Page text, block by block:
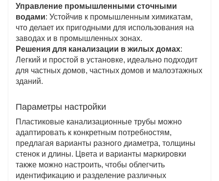
Управление промышленными сточными
водами: Устойчив к промышленным химикатам,
что делает их пригодными для использования на
заводах и в промышленных зонах.
Решения для канализации в жилых домах:
Легкий и простой в установке, идеально подходит
для частных домов, частных домов и малоэтажных
зданий.
Параметры настройки
Пластиковые канализационные трубы можно
адаптировать к конкретным потребностям,
предлагая варианты разного диаметра, толщины
стенок и длины. Цвета и варианты маркировки
также можно настроить, чтобы облегчить
идентификацию и разделение различных